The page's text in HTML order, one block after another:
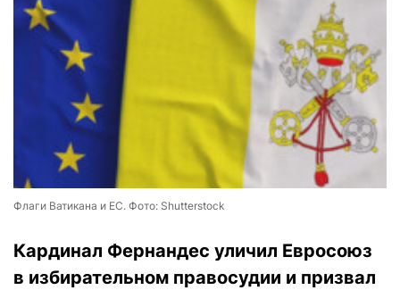
Флаги Ватикана и ЕС. Фото: Shutterstock
Кардинал Фернандес уличил Евросоюз
в избирательном правосудии и призвал